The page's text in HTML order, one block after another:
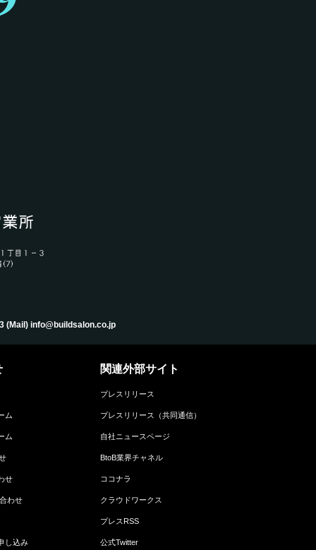
(Mail) info@buildsalon.co.jp
ム
ム
せ
わせ
し込み
関連外部サイト
プレスリリース
プレスリリース（共同通信）
自社ニュースページ
BtoB業界チャネル
ココナラ
クラウドワークス
プレスRSS
公式Twitter